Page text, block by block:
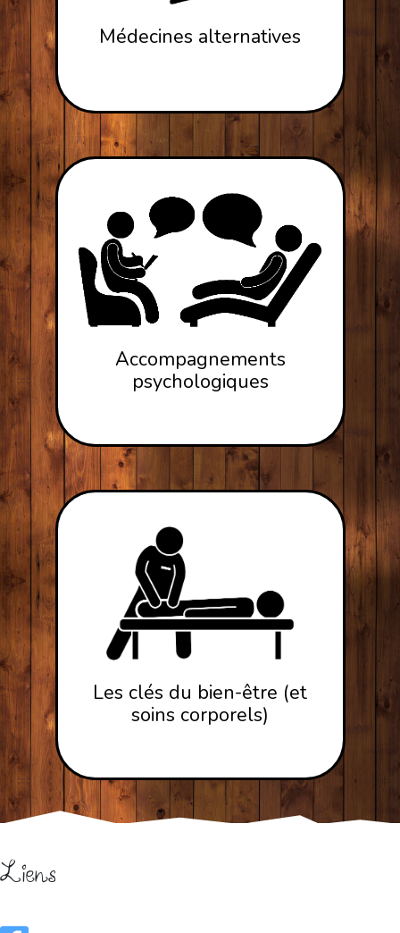
Médecines alternatives
Accompagnements
psychologiques
Les clés du bien-être (et
soins corporels)
Liens